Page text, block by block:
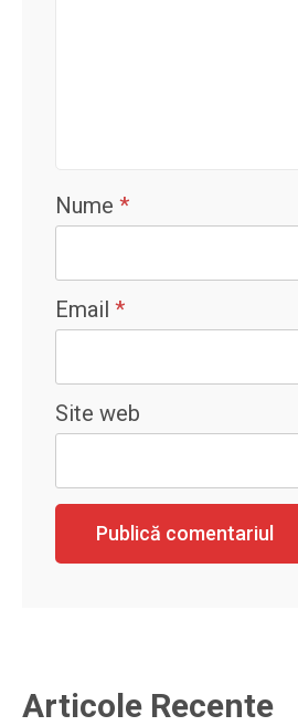
Nume *
Email *
Site web
Articole Recente